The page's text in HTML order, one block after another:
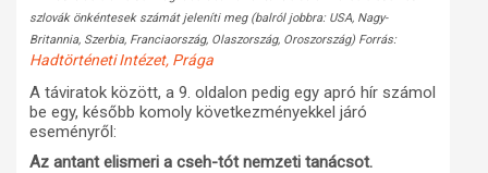
szlovák önkéntesek számát jeleníti meg (balról jobbra: USA, Nagy-
Britannia, Szerbia, Franciaország, Olaszország, Oroszország) Forrás:
Hadtörténeti Intézet, Prága
A táviratok között, a 9. oldalon pedig egy apró hír számol
be egy, később komoly következményekkel járó
eseményről:
Az antant elismeri a cseh-tót nemzeti tanácsot.